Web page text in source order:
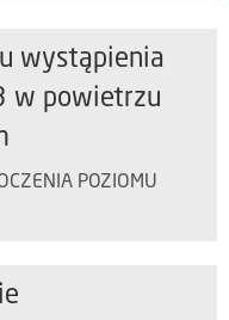
wystąpienia
w powietrzu
POZIOMU